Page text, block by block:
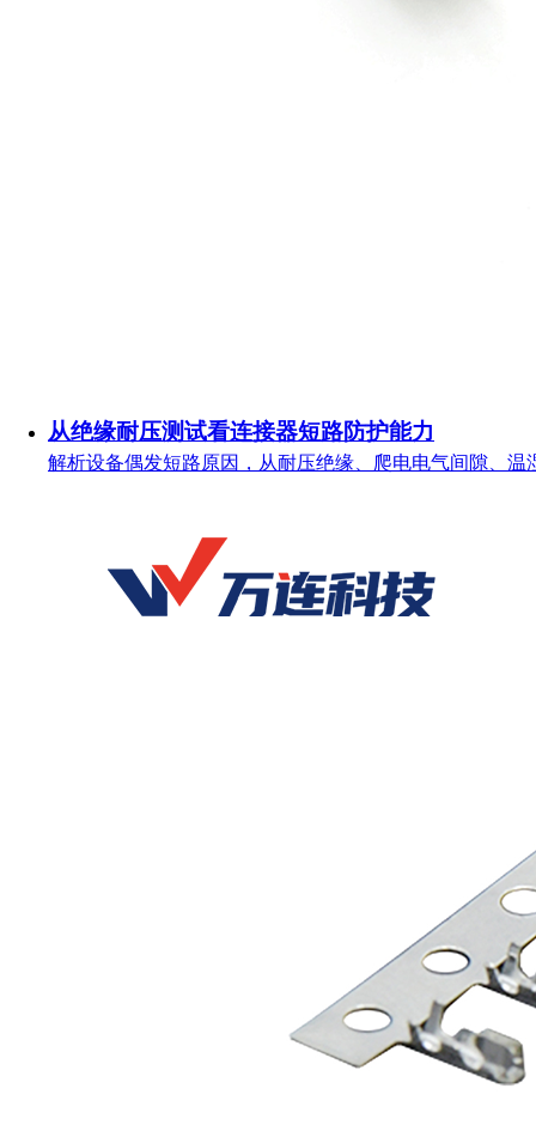
从绝缘耐压测试看连接器短路防护能力
解析设备偶发短路原因，从耐压绝缘、爬电电气间隙、温